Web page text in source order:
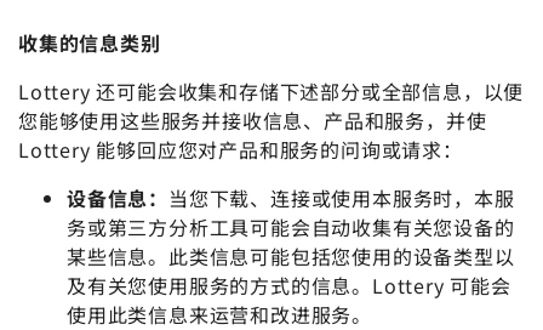
收集的信息类别
Lottery 还可能会收集和存储下述部分或全部信息，以便
您能够使用这些服务并接收信息、产品和服务，并使
Lottery 能够回应您对产品和服务的问询或请求：
设备信息： 当您下载、连接或使用本服务时，本服
务或第三方分析工具可能会自动收集有关您设备的
某些信息。此类信息可能包括您使用的设备类型以
及有关您使用服务的方式的信息。Lottery 可能会
使用此类信息来运营和改进服务。